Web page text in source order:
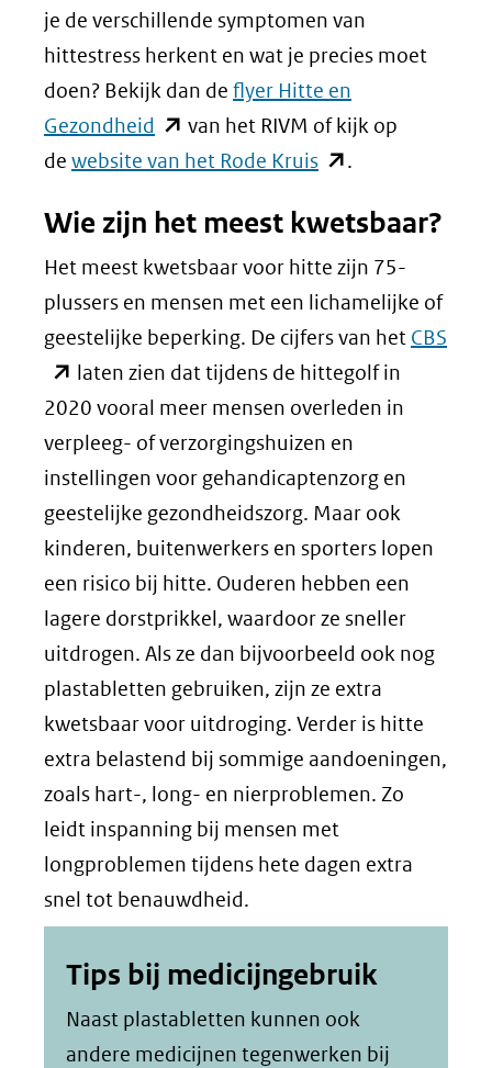
je de verschillende symptomen van
hittestress herkent en wat je precies moet
doen? Bekijk dan de flyer Hitte en
Gezondheid (opent
in
venster)
(verwijst
naar
een
andere
website)
van het RIVM of kijk op
de website van het Rode Kruis(opent
nieuw
venster)
(verwijst
naar
een
andere
website)
.
Wie zijn het meest kwetsbaar?
Het meest kwetsbaar voor hitte zijn 75-
plussers en mensen met een lichamelijke of
geestelijke beperking. De cijfers van het CBS
laten zien dat tijdens de hittegolf in
2020 vooral meer mensen overleden in
verpleeg- of verzorgingshuizen en
instellingen voor gehandicaptenzorg en
geestelijke gezondheidszorg. Maar ook
kinderen, buitenwerkers en sporters lopen
een risico bij hitte. Ouderen hebben een
lagere dorstprikkel, waardoor ze sneller
uitdrogen. Als ze dan bijvoorbeeld ook nog
plastabletten gebruiken, zijn ze extra
kwetsbaar voor uitdroging. Verder is hitte
extra belastend bij sommige aandoeningen,
zoals hart-, long- en nierproblemen. Zo
leidt inspanning bij mensen met
longproblemen tijdens hete dagen extra
snel tot benauwdheid.
Tips bij medicijngebruik
Naast plastabletten kunnen ook
andere medicijnen tegenwerken bij